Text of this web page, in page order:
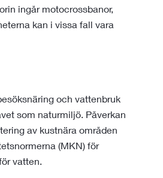
ingår motocrossbanor,
kan i vissa fall vara
och vattenbruk
som naturmiljö. Påverkan
av kustnära områden
(MKN) för
vatten.